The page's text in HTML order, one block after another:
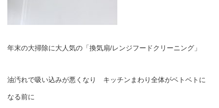
年末の大掃除に大人気の「換気扇/レンジフードクリーニング」
油汚れで吸い込みが悪くなり キッチンまわり全体がベトベトに
なる前に